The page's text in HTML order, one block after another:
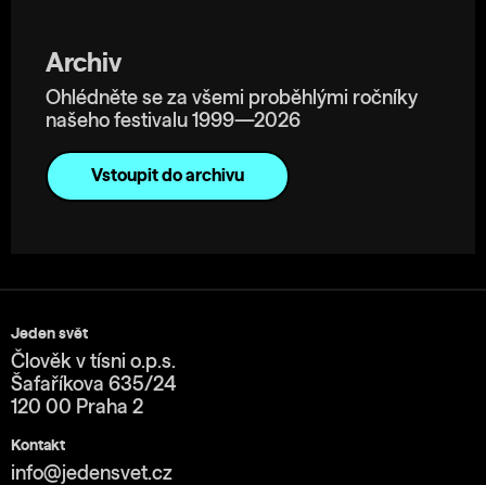
Archiv
Ohlédněte se za všemi proběhlými ročníky
našeho festivalu 1999—2026
Vstoupit do archivu
Jeden svět
Člověk v tísni o.p.s.
Šafaříkova 635/24
120 00 Praha 2
Kontakt
info@jedensvet.cz